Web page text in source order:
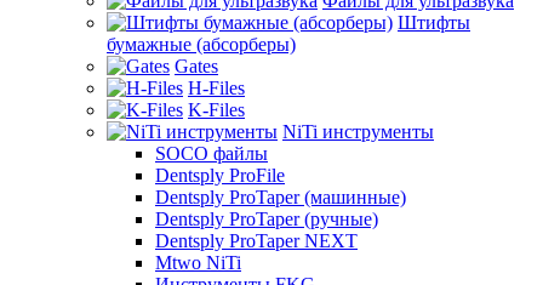
Штифты
бумажные (абсорберы)
Gates
H-Files
K-Files
NiTi инструменты
SOCO файлы
Dentsply ProFile
Dentsply ProTaper (машинные)
Dentsply ProTaper (ручные)
Dentsply ProTaper NEXT
Mtwo NiTi